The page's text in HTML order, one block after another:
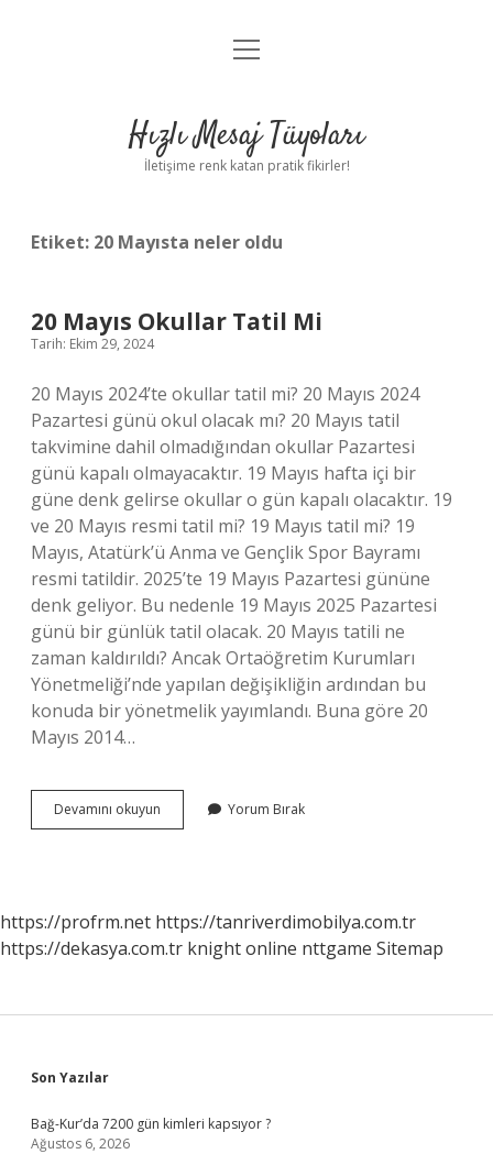
Anasayfa
Yasal Uyarı
menüyü
Hızlı Mesaj Tüyoları
İletişime renk katan pratik fikirler!
Etiket: 20 Mayısta neler oldu
20 Mayıs Okullar Tatil Mi
Tarih: Ekim 29, 2024
20 Mayıs 2024’te okullar tatil mi? 20 Mayıs 2024
Pazartesi günü okul olacak mı? 20 Mayıs tatil
takvimine dahil olmadığından okullar Pazartesi
günü kapalı olmayacaktır. 19 Mayıs hafta içi bir
güne denk gelirse okullar o gün kapalı olacaktır. 19
ve 20 Mayıs resmi tatil mi? 19 Mayıs tatil mi? 19
Mayıs, Atatürk’ü Anma ve Gençlik Spor Bayramı
resmi tatildir. 2025’te 19 Mayıs Pazartesi gününe
denk geliyor. Bu nedenle 19 Mayıs 2025 Pazartesi
günü bir günlük tatil olacak. 20 Mayıs tatili ne
zaman kaldırıldı? Ancak Ortaöğretim Kurumları
Yönetmeliği’nde yapılan değişikliğin ardından bu
konuda bir yönetmelik yayımlandı. Buna göre 20
Mayıs 2014…
Devamını okuyun
Mayıs
Yorum Bırak
https://profrm.net https://tanriverdimobilya.com.tr
https://dekasya.com.tr knight online nttgame Sitemap
Sidebar
Son Yazılar
Bağ-Kur’da 7200 gün kimleri kapsıyor ?
Ağustos 6, 2026